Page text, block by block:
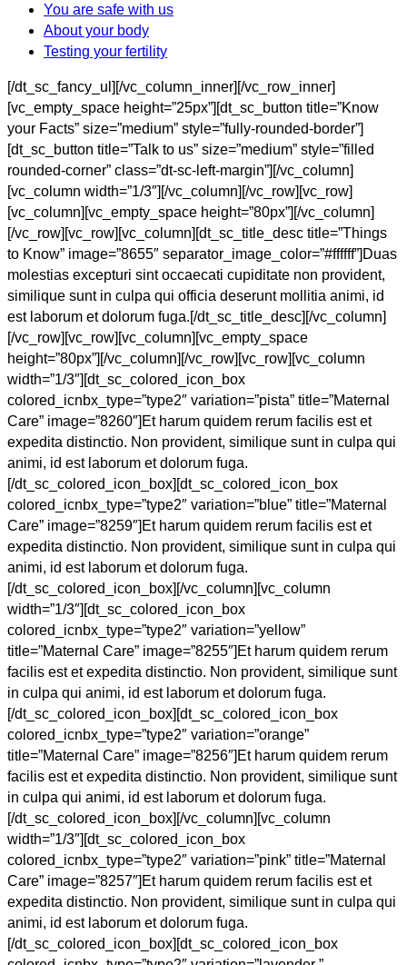
You are safe with us
About your body
Testing your fertility
[/dt_sc_fancy_ul][/vc_column_inner][/vc_row_inner]
[vc_empty_space height=”25px”][dt_sc_button title=”Know
your Facts” size=”medium” style=”fully-rounded-border”]
[dt_sc_button title=”Talk to us” size=”medium” style=”filled
rounded-corner” class=”dt-sc-left-margin”][/vc_column]
[vc_column width=”1/3″][/vc_column][/vc_row][vc_row]
[vc_column][vc_empty_space height=”80px”][/vc_column]
[/vc_row][vc_row][vc_column][dt_sc_title_desc title=”Things
to Know” image=”8655″ separator_image_color=”#ffffff”]Duas
molestias excepturi sint occaecati cupiditate non provident,
similique sunt in culpa qui officia deserunt mollitia animi, id
est laborum et dolorum fuga.[/dt_sc_title_desc][/vc_column]
[/vc_row][vc_row][vc_column][vc_empty_space
height=”80px”][/vc_column][/vc_row][vc_row][vc_column
width=”1/3″][dt_sc_colored_icon_box
colored_icnbx_type=”type2″ variation=”pista” title=”Maternal
Care” image=”8260″]Et harum quidem rerum facilis est et
expedita distinctio. Non provident, similique sunt in culpa qui
animi, id est laborum et dolorum fuga.
[/dt_sc_colored_icon_box][dt_sc_colored_icon_box
colored_icnbx_type=”type2″ variation=”blue” title=”Maternal
Care” image=”8259″]Et harum quidem rerum facilis est et
expedita distinctio. Non provident, similique sunt in culpa qui
animi, id est laborum et dolorum fuga.
[/dt_sc_colored_icon_box][/vc_column][vc_column
width=”1/3″][dt_sc_colored_icon_box
colored_icnbx_type=”type2″ variation=”yellow”
title=”Maternal Care” image=”8255″]Et harum quidem rerum
facilis est et expedita distinctio. Non provident, similique sunt
in culpa qui animi, id est laborum et dolorum fuga.
[/dt_sc_colored_icon_box][dt_sc_colored_icon_box
colored_icnbx_type=”type2″ variation=”orange”
title=”Maternal Care” image=”8256″]Et harum quidem rerum
facilis est et expedita distinctio. Non provident, similique sunt
in culpa qui animi, id est laborum et dolorum fuga.
[/dt_sc_colored_icon_box][/vc_column][vc_column
width=”1/3″][dt_sc_colored_icon_box
colored_icnbx_type=”type2″ variation=”pink” title=”Maternal
Care” image=”8257″]Et harum quidem rerum facilis est et
expedita distinctio. Non provident, similique sunt in culpa qui
animi, id est laborum et dolorum fuga.
[/dt_sc_colored_icon_box][dt_sc_colored_icon_box